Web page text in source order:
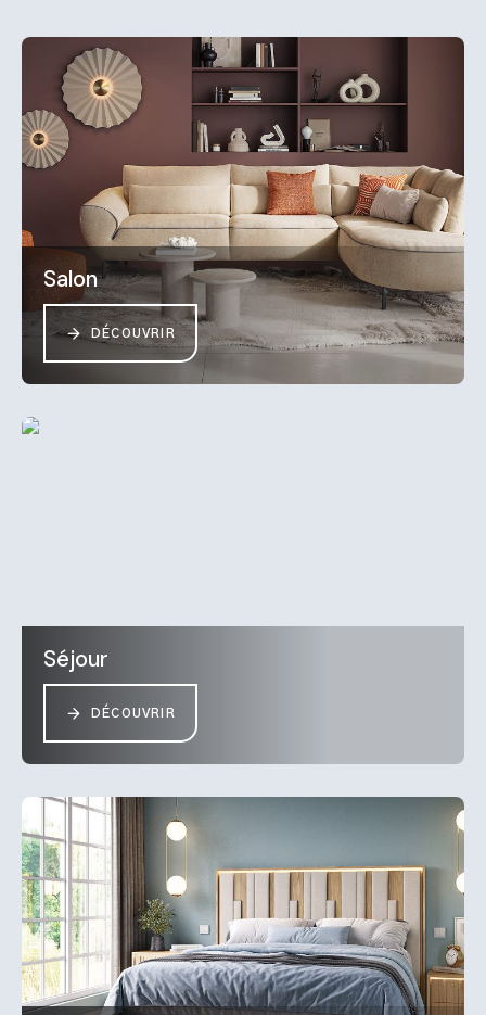
Salon
DÉCOUVRIR
Séjour
DÉCOUVRIR